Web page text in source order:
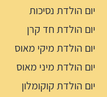
יום הולדת נסיכות
יום הולדת חד קרן
יום הולדת מיקי מאוס
יום הולדת מיני מאוס
יום הולדת קוקומלון